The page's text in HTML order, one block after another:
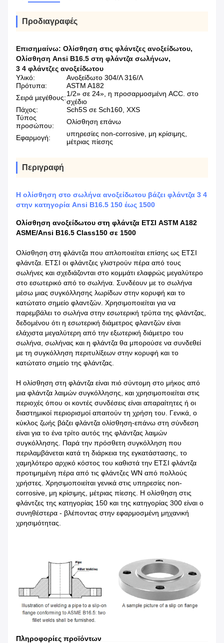
Προδιαγραφές
Επισημαίνω: Ολίσθηση στις φλάντζες ανοξείδωτου,
Ολίσθηση Ansi B16.5 στη φλάντζα σωλήνων,
3 4 φλάντζες ανοξείδωτου
Υλικό:
Ανοξείδωτο 304/Λ 316/Λ
Πρότυπα:
ASTM A182
Σειρά μεγέθους:1/2» σε 24», η προσαρμοσμένη ACC. στο
σχέδιο
Πάχος:
Sch5S σε Sch160, XXS
Τύπος
προσώπου:
Ολίσθηση επάνω
Εφαρμογή:
υπηρεσίες non-corrosive, μη κρίσιμης,
μέτριας πίεσης
Περιγραφή
Η ολίσθηση στο σωλήνα ανοξείδωτου βάζει φλάντζα 3 4
στην κατηγορία Ansi B16.5 150 έως 1500
Ολίσθηση ανοξείδωτου στη φλάντζα ΕΤΣΙ ASTM A182
ASME/Ansi B16.5 Class150 σε 1500
Ολίσθηση στη φλάντζα που απλοποιείται επίσης ως ΕΤΣΙ
φλάντζα. ΕΤΣΙ οι φλάντζες γλιστρούν πέρα από τους
σωλήνες και σχεδιάζονται στο κομμάτι ελαφρώς μεγαλύτερο
στο εσωτερικό από το σωλήνα. Συνδέουν με το σωλήνα
μέσω μιας συγκόλλησης λωρίδων στην κορυφή και το
κατώτατο σημείο φλαντζών. Χρησιμοποιείται για να
παρεμβάλει το σωλήνα στην εσωτερική τρύπα της φλάντζας,
δεδομένου ότι η εσωτερική διάμετρος φλαντζών είναι
ελάχιστα μεγαλύτερη από την εξωτερική διάμετρο του
σωλήνα, σωλήνας και η φλάντζα θα μπορούσε να συνδεθεί
με τη συγκόλληση περιτυλίξεων στην κορυφή και το
κατώτατο σημείο της φλάντζας.
Η ολίσθηση στη φλάντζα είναι πιό σύντομη στο μήκος από
μια φλάντζα λαιμών συγκόλλησης, και χρησιμοποιείται στις
περιοχές όπου οι κοντές συνδέσεις είναι απαραίτητες ή οι
διαστημικοί περιορισμοί απαιτούν τη χρήση του. Γενικά, ο
κύκλος ζωής βάζει φλάντζα ολίσθηση-επάνω στη σύνδεση
είναι για το ένα τρίτο αυτός της φλάντζας λαιμών
συγκόλλησης. Παρά την πρόσθετη συγκόλληση που
περιλαμβάνεται κατά τη διάρκεια της εγκατάστασης, το
χαμηλότερο αρχικό κόστος του καθιστά την ΕΤΣΙ φλάντζα
προτιμημένη πέρα από τις φλάντζες WN από πολλούς
χρήστες. Χρησιμοποιείται γενικά στις υπηρεσίες non-
corrosive, μη κρίσιμης, μέτριας πίεσης. Η ολίσθηση στις
φλάντζες της κατηγορίας 150 και της κατηγορίας 300 είναι ο
συνηθέστερα - βλέποντας στην εφαρμοσμένη μηχανική
χρησιμότητας.
Πληροφορίες προϊόντων